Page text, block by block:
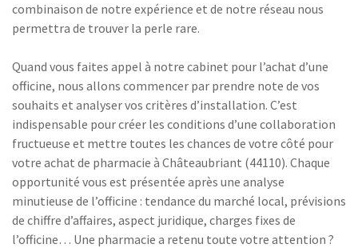
combinaison de notre expérience et de notre réseau nous
permettra de trouver la perle rare.
Quand vous faites appel à notre cabinet pour l’achat d’une
officine, nous allons commencer par prendre note de vos
souhaits et analyser vos critères d’installation. C’est
indispensable pour créer les conditions d’une collaboration
fructueuse et mettre toutes les chances de votre côté pour
votre achat de pharmacie à Châteaubriant (44110). Chaque
opportunité vous est présentée après une analyse
minutieuse de l’officine : tendance du marché local, prévisions
de chiffre d’affaires, aspect juridique, charges fixes de
l’officine… Une pharmacie a retenu toute votre attention ?